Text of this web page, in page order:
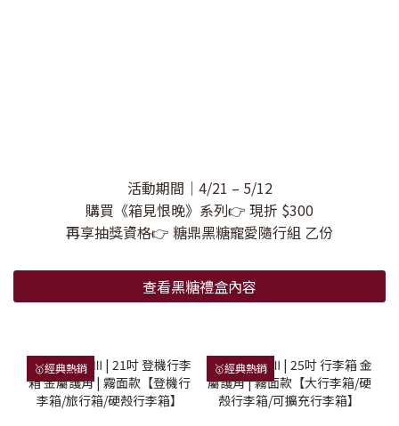
活動期間｜4/21 – 5/12
購買《箱見恨晚》系列👉 現折 $300
再享抽獎資格👉 糖鼎黑糖寵愛隨行組 乙份
查看黑糖禮盒內容
🥇經典熱銷 🥇經典熱銷